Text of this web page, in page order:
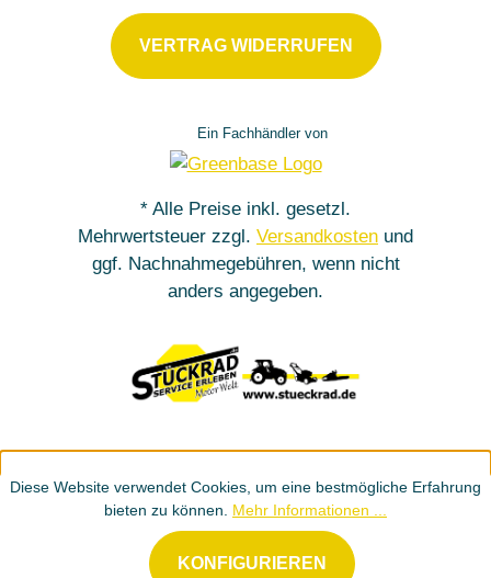
VERTRAG WIDERRUFEN
Ein Fachhändler von
* Alle Preise inkl. gesetzl.
Mehrwertsteuer zzgl. Versandkosten und
ggf. Nachnahmegebühren, wenn nicht
anders angegeben.
Diese Website verwendet Cookies, um eine bestmögliche Erfahrung
bieten zu können. Mehr Informationen ...
KONFIGURIEREN